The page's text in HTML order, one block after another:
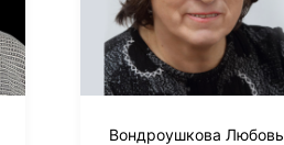
Вондроушкова Любовь